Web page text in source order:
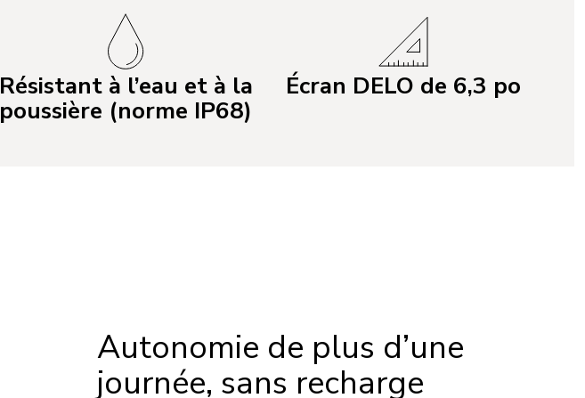
Résistant à l’eau et à la
poussière (norme IP68)
Écran DELO de 6,3 po
Autonomie de plus d’une
journée, sans recharge